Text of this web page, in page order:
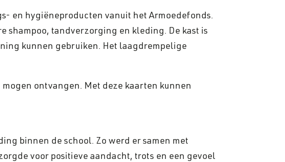
en hygiëneproducten vanuit het Armoedefonds.
shampoo, tandverzorging en kleding. De kast is
kunnen gebruiken. Het laagdrempelige
ontvangen. Met deze kaarten kunnen
binnen de school. Zo werd er samen met
voor positieve aandacht, trots en een gevoel